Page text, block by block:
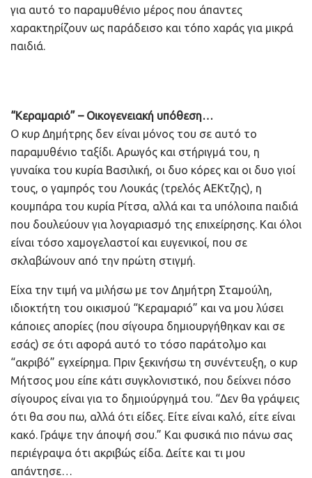
για αυτό το παραμυθένιο μέρος που άπαντες
χαρακτηρίζουν ως παράδεισο και τόπο χαράς για μικρά
παιδιά.
“Κεραμαριό” – Οικογενειακή υπόθεση…
Ο κυρ Δημήτρης δεν είναι μόνος του σε αυτό το
παραμυθένιο ταξίδι. Αρωγός και στήριγμά του, η
γυναίκα του κυρία Βασιλική, οι δυο κόρες και οι δυο γιοί
τους, ο γαμπρός του Λουκάς (τρελός ΑΕΚτζης), η
κουμπάρα του κυρία Ρίτσα, αλλά και τα υπόλοιπα παιδιά
που δουλεύουν για λογαριασμό της επιχείρησης. Και όλοι
είναι τόσο χαμογελαστοί και ευγενικοί, που σε
σκλαβώνουν από την πρώτη στιγμή.
Είχα την τιμή να μιλήσω με τον Δημήτρη Σταμούλη,
ιδιοκτήτη του οικισμού “Κεραμαριό” και να μου λύσει
κάποιες απορίες (που σίγουρα δημιουργήθηκαν και σε
εσάς) σε ότι αφορά αυτό το τόσο παράτολμο και
“ακριβό” εγχείρημα. Πριν ξεκινήσω τη συνέντευξη, ο κυρ
Μήτσος μου είπε κάτι συγκλονιστικό, που δείχνει πόσο
σίγουρος είναι για το δημιούργημά του. “Δεν θα γράψεις
ότι θα σου πω, αλλά ότι είδες. Είτε είναι καλό, είτε είναι
κακό. Γράψε την άποψή σου.” Και φυσικά πιο πάνω σας
περιέγραψα ότι ακριβώς είδα. Δείτε και τι μου
απάντησε…